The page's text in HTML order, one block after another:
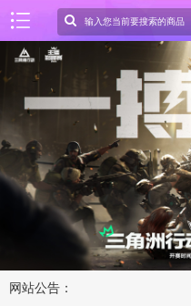
网站公告：